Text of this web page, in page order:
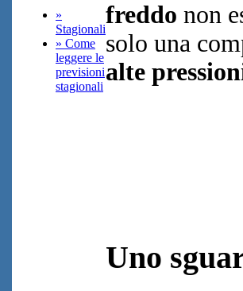
»
Stagionali
» Come
leggere le
previsioni
stagionali
freddo non
solo una
alte
Uno